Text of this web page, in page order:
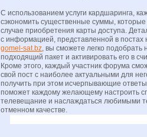
С использованием услуги кардшаринга,
сэкономить существенные суммы,
случае приобретения карты доступа.
с информацией, представленной в
gomel-sat.bz, вы сможете легко подобрать
подходящий пакет и активировать его в
Кроме этого, каждый участник форума
свой пост с наиболее актуальными для
получить при этом исчерпывающие
поможет каждому желающему настроить
телевещание и наслаждаться любимыми
отменном качестве.